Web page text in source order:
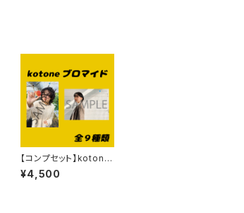
【コンプセット】kotone
ブロマイド
¥4,500